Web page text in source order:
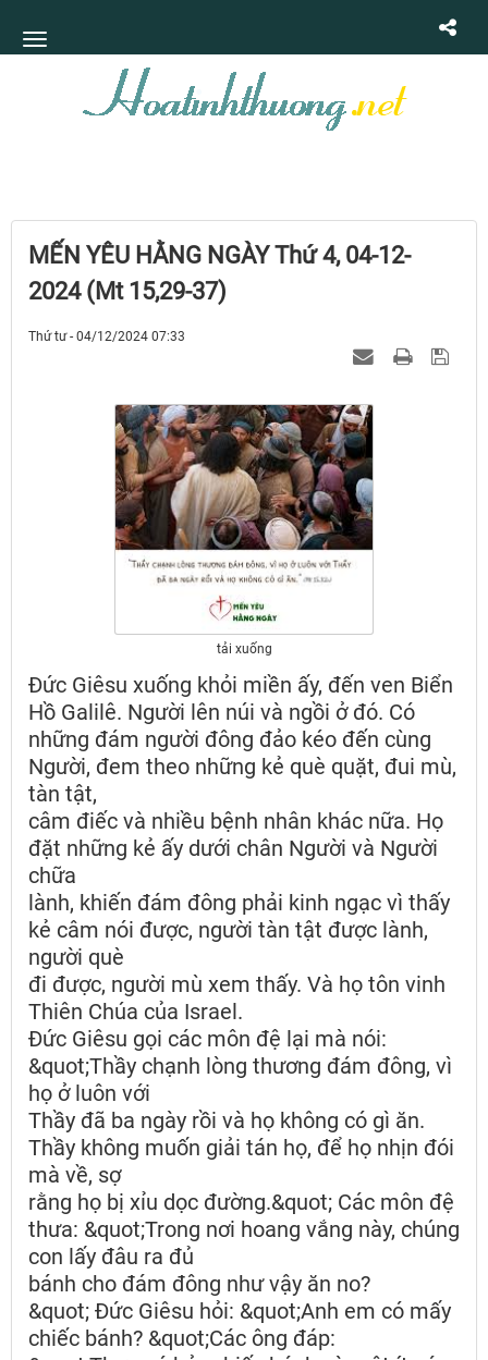
MẾN YÊU HẰNG NGÀY Thứ 4, 04-12-
2024 (Mt 15,29-37)
Thứ tư - 04/12/2024 07:33
tải xuống
Đức Giêsu xuống khỏi miền ấy, đến ven Biển
Hồ Galilê. Người lên núi và ngồi ở đó. Có
những đám người đông đảo kéo đến cùng
Người, đem theo những kẻ què quặt, đui mù,
tàn tật,
câm điếc và nhiều bệnh nhân khác nữa. Họ
đặt những kẻ ấy dưới chân Người và Người
chữa
lành, khiến đám đông phải kinh ngạc vì thấy
kẻ câm nói được, người tàn tật được lành,
người què
đi được, người mù xem thấy. Và họ tôn vinh
Thiên Chúa của Israel.
Đức Giêsu gọi các môn đệ lại mà nói:
&quot;Thầy chạnh lòng thương đám đông, vì
họ ở luôn với
Thầy đã ba ngày rồi và họ không có gì ăn.
Thầy không muốn giải tán họ, để họ nhịn đói
mà về, sợ
rằng họ bị xỉu dọc đường.&quot; Các môn đệ
thưa: &quot;Trong nơi hoang vắng này, chúng
con lấy đâu ra đủ
bánh cho đám đông như vậy ăn no?
&quot; Đức Giêsu hỏi: &quot;Anh em có mấy
chiếc bánh? &quot;Các ông đáp: